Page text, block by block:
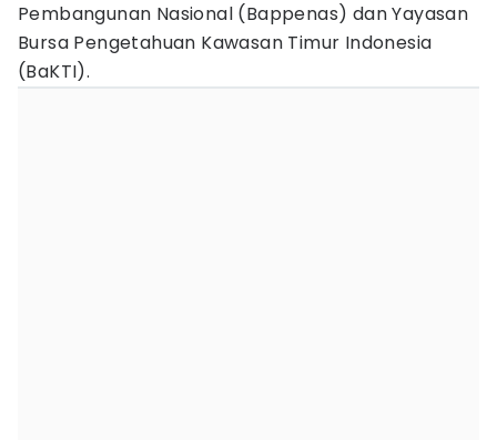
Pembangunan Nasional (Bappenas) dan Yayasan
Bursa Pengetahuan Kawasan Timur Indonesia
(BaKTI).